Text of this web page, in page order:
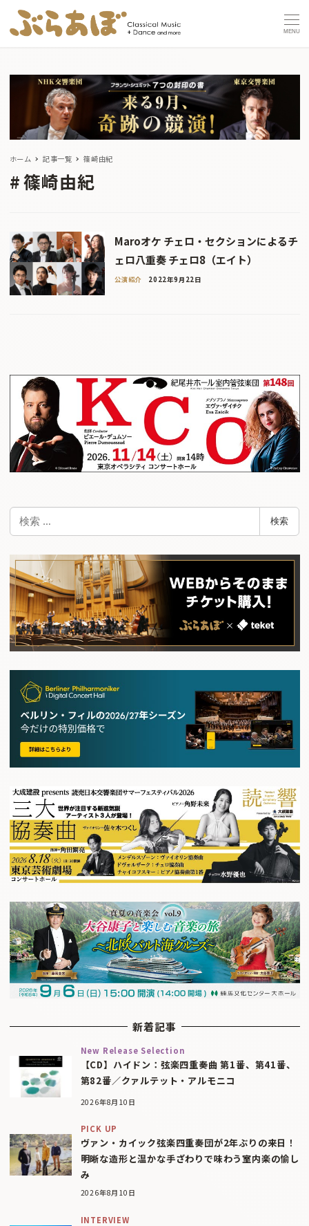
MENU
ホーム 記事一覧 篠崎由紀
篠崎由紀
Maroオケ チェロ・セクションによるチ
ェロ八重奏 チェロ8（エイト）
公演紹介 2022年9月22日
検
検索
新着記事
New Release Selection
【CD】ハイドン：弦楽四重奏曲 第1番、第41番、
第82番／クァルテット・アルモニコ
2026年8月10日
PICK UP
ヴァン・カイック弦楽四重奏団が2年ぶりの来日！
明晰な造形と温かな手ざわりで味わう室内楽の愉し
み
2026年8月10日
INTERVIEW